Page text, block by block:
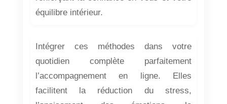
équilibre intérieur.
Intégrer ces méthodes dans votre
quotidien complète parfaitement
l’accompagnement en ligne. Elles
facilitent la réduction du stress,